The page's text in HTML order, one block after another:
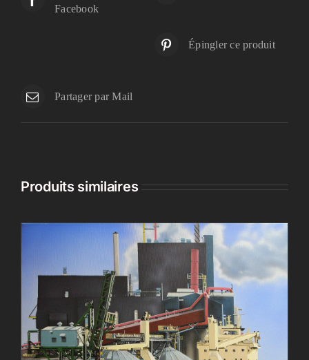
Facebook
Épingler ce produit
Partager par Mail
Produits similaires